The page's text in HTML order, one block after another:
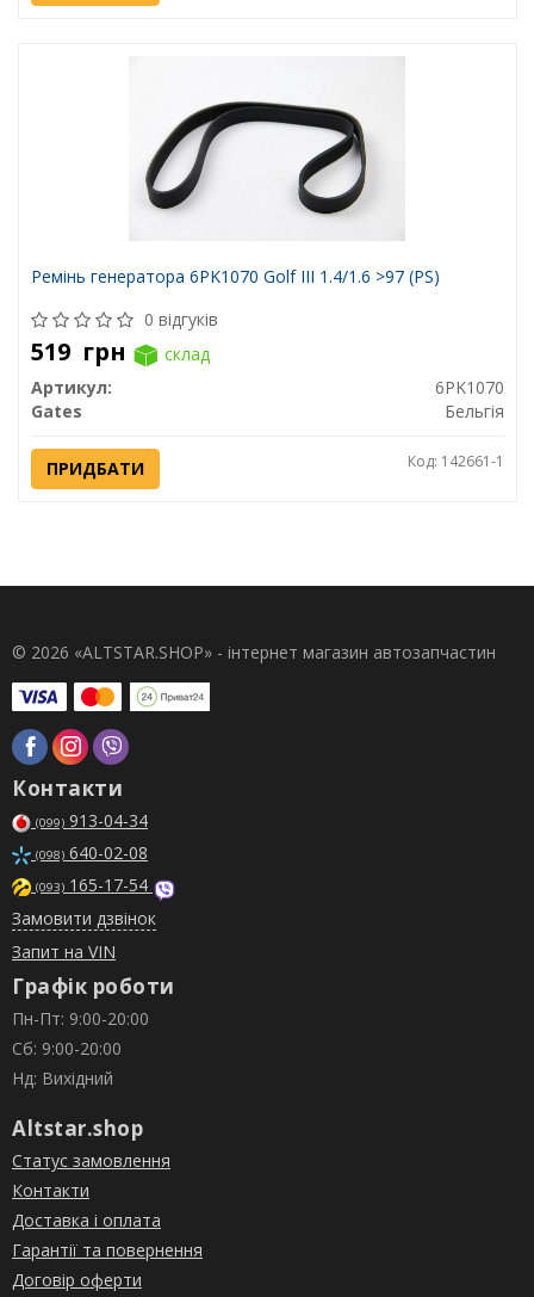
Ремінь генератора 6PK1070 Golf III 1.4/1.6 >97 (PS)
0 відгуків
519 грн
склад
Артикул:
6PK1070
Gates
Бельгія
ПРИДБАТИ Код: 142661-1
© 2026 «ALTSTAR.SHOP» - інтернет магазин автозапчастин
Контакти
(099) 913-04-34
(098) 640-02-08
(093) 165-17-54
Замовити дзвінок
Запит на VIN
Графік роботи
Пн-Пт: 9:00-20:00
Сб: 9:00-20:00
Нд: Вихідний
Altstar.shop
Статус замовлення
Контакти
Доставка і оплата
Гарантії та повернення
Договір оферти